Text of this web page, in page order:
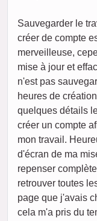
Sauvegarder le
créer de compte
merveilleuse,
mise à jour et
n'est pas
heures de
quelques détails
créer un compte
mon travail.
d'écran de ma
repenser
retrouver toutes
page que j'avais
cela m'a pris du